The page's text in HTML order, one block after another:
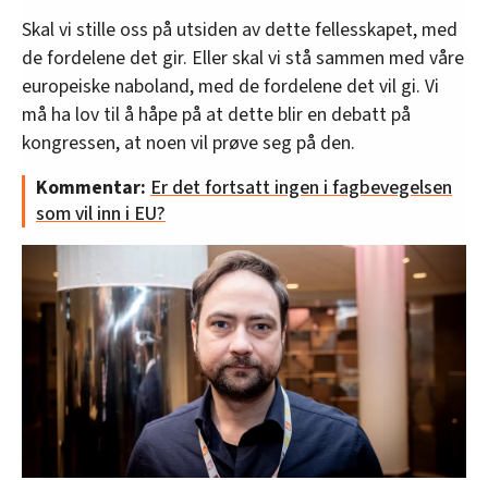
Skal vi stille oss på utsiden av dette fellesskapet, med
de fordelene det gir. Eller skal vi stå sammen med våre
europeiske naboland, med de fordelene det vil gi. Vi
må ha lov til å håpe på at dette blir en debatt på
kongressen, at noen vil prøve seg på den.
Kommentar: Er det fortsatt ingen i fagbevegelsen
som vil inn i EU?